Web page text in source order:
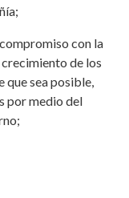
con la
de los
que sea posible,
por medio del